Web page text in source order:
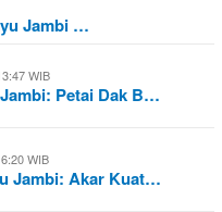
Jambi …
WIB
Petai Dak B…
WIB
Jambi: Akar Kuat…